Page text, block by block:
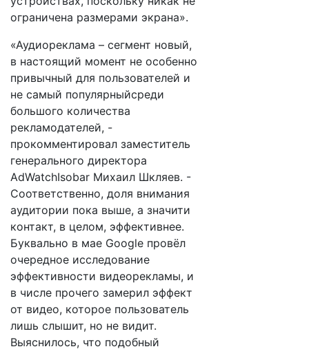
ограничена размерами экрана».
«Аудиореклама – сегмент новый,
в настоящий момент не особенно
привычный для пользователей и
не самый популярныйсреди
большого количества
рекламодателей, -
прокомментировал заместитель
генерального директора
AdWatchIsobar Михаил Шкляев. -
Соответственно, доля внимания
аудитории пока выше, а значити
контакт, в целом, эффективнее.
Буквально в мае Google провёл
очередное исследование
эффективности видеорекламы, и
в числе прочего замерил эффект
от видео, которое пользователь
лишь слышит, но не видит.
Выяснилось, что подобный